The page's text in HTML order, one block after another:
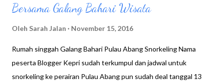
Bersama Galang Bahari Wisata
Oleh Sarah Jalan November 15, 2016
Rumah singgah Galang Bahari Pulau Abang Snorkeling Nama
peserta Blogger Kepri sudah terkumpul dan jadwal untuk
snorkeling ke perairan Pulau Abang pun sudah deal tanggal 13